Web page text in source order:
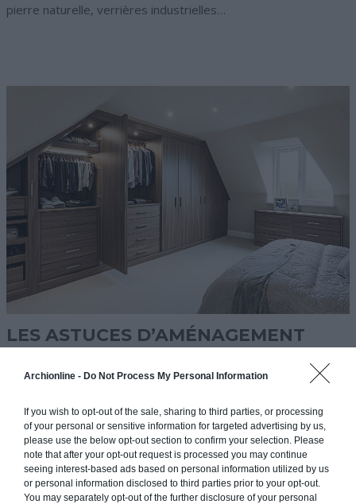
Archionline - Do Not Process My Personal Information
If you wish to opt-out of the sale, sharing to third parties, or processing
of your personal or sensitive information for targeted advertising by us,
please use the below opt-out section to confirm your selection. Please
note that after your opt-out request is processed you may continue
seeing interest-based ads based on personal information utilized by us
or personal information disclosed to third parties prior to your opt-out.
You may separately opt-out of the further disclosure of your personal
pierre naturelle, verrières industrielles…
LES ASTUCES D’AMÉNAGEMENT
Une suite parentale bien conçue c’est aussi un lieu de repos,
dans lequel vous n’entendrez ni le bruit de la télé du salon ni la
musique des voisins. D’où l’importance d’une bonne isolation
phonique.Utilisez des cloisons épaisses ou des matériaux
spécifiques (panneaux acoustiques, laine de roche), et pensez
aux portes pleines plutôt que creuses. Si la salle de bain est